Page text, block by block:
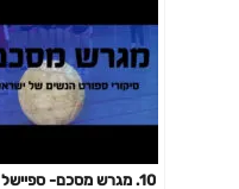
10. מגרש מסכם- ספיישל